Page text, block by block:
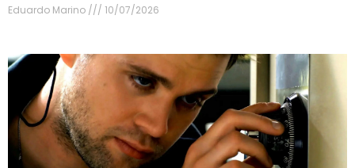
Eduardo Marino 10/07/2026